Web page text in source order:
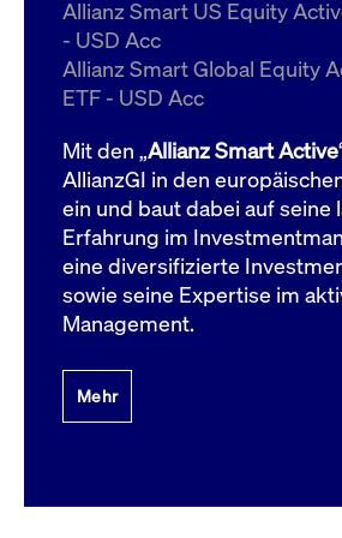
Allianz Smart US Equity
- USD Acc
Allianz Smart Global Equity
ETF - USD Acc
Mit den „Allianz Smart Active
AllianzGI in den
ein und baut dabei auf seine
Erfahrung im
eine diversifizierte
sowie seine Expertise im
Management.
Mehr
ApplicationGatewayAffinityCORS
boerse.com
Domain